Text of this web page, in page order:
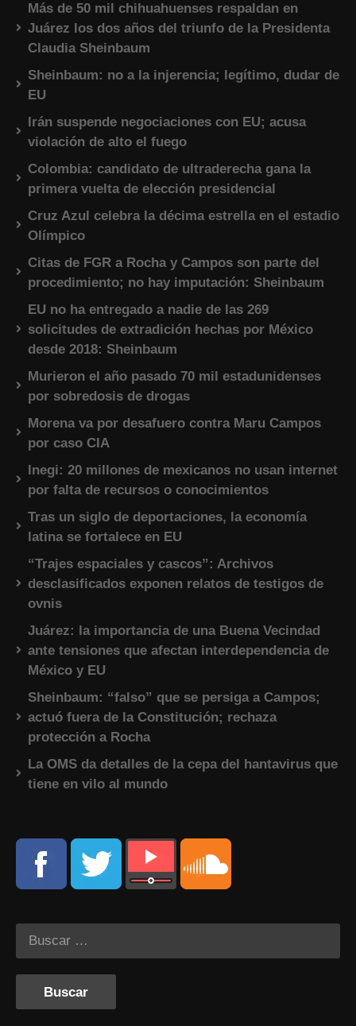
Más de 50 mil chihuahuenses respaldan en
Juárez los dos años del triunfo de la Presidenta
Claudia Sheinbaum
Sheinbaum: no a la injerencia; legítimo, dudar de
EU
Irán suspende negociaciones con EU; acusa
violación de alto el fuego
Colombia: candidato de ultraderecha gana la
primera vuelta de elección presidencial
Cruz Azul celebra la décima estrella en el estadio
Olímpico
Citas de FGR a Rocha y Campos son parte del
procedimiento; no hay imputación: Sheinbaum
EU no ha entregado a nadie de las 269
solicitudes de extradición hechas por México
desde 2018: Sheinbaum
Murieron el año pasado 70 mil estadunidenses
por sobredosis de drogas
Morena va por desafuero contra Maru Campos
por caso CIA
Inegi: 20 millones de mexicanos no usan internet
por falta de recursos o conocimientos
Tras un siglo de deportaciones, la economía
latina se fortalece en EU
“Trajes espaciales y cascos”: Archivos
desclasificados exponen relatos de testigos de
ovnis
Juárez: la importancia de una Buena Vecindad
ante tensiones que afectan interdependencia de
México y EU
Sheinbaum: “falso” que se persiga a Campos;
actuó fuera de la Constitución; rechaza
protección a Rocha
La OMS da detalles de la cepa del hantavirus que
tiene en vilo al mundo